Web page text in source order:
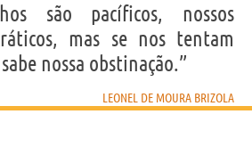
são pacíficos, nossos
mas se nos tentam
nossa obstinação.”
LEONEL DE MOURA BRIZOLA